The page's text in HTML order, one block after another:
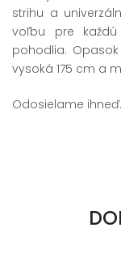
strihu a
voľbu pre
pohodlia.
vysoká 175 cm a
Odosielame ihneď.